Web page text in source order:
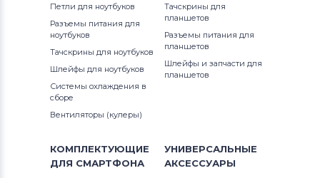
Петли для ноутбуков
Разъемы питания для
ноутбуков
Тачскрины для ноутбуков
Шлейфы для ноутбуков
Системы охлаждения в
сборе
Вентиляторы (кулеры)
Тачскрины для
планшетов
Разъемы питания для
планшетов
Шлейфы и запчасти для
планшетов
КОМПЛЕКТУЮЩИЕ
ДЛЯ СМАРТФОНА
УНИВЕРСАЛЬНЫЕ
АКСЕССУАРЫ